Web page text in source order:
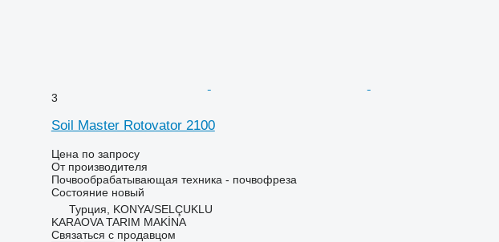
3
Soil Master Rotovator 2100
Цена по запросу
От производителя
Почвообрабатывающая техника - почвофреза
Состояниеновый
Турция, KONYA/SELÇUKLU
KARAOVA TARIM MAKİNA
Связаться с продавцом